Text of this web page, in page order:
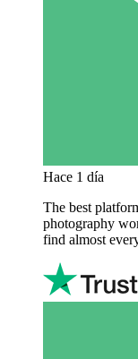
Hace 1 día
The best
photography
find almost